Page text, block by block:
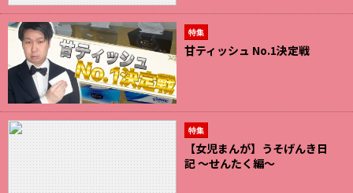
特集
甘ティッシュ No.1決定戦
特集
【女児まんが】うそげんき日
記 〜せんたく編〜